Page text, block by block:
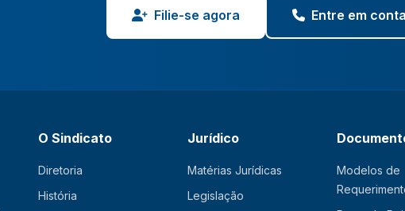
Filie-se agora Entre em
O Sindicato
Diretoria
História
Jurídico
Matérias Jurídicas
Legislação
Modelos de